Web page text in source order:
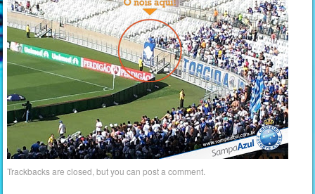
Trackbacks are closed, but you canpost a comment